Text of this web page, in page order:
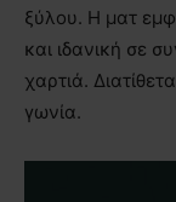
ξύλου. Η ματ
και ιδανική σε
χαρτιά.
γωνία.